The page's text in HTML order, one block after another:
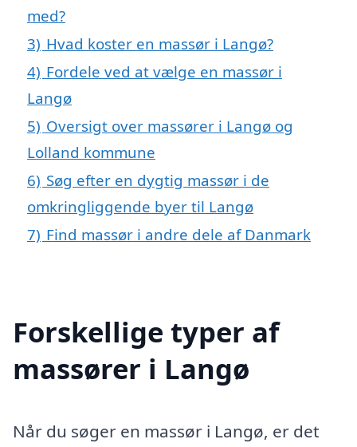
med?
3) Hvad koster en massør i Langø?
4) Fordele ved at vælge en massør i
Langø
5) Oversigt over massører i Langø og
Lolland kommune
6) Søg efter en dygtig massør i de
omkringliggende byer til Langø
7) Find massør i andre dele af Danmark
Forskellige typer af
massører i Langø
Når du søger en massør i Langø, er det